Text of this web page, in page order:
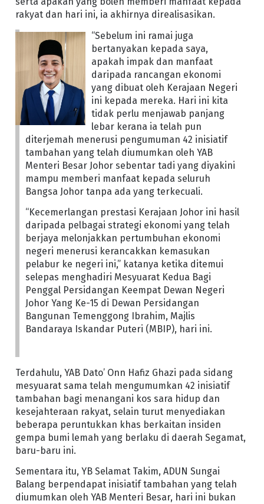
rakyat dan hari ini, ia akhirnya direalisasikan.
“Sebelum ini ramai juga
bertanyakan kepada saya,
apakah impak dan manfaat
daripada rancangan ekonomi
yang dibuat oleh Kerajaan Negeri
ini kepada mereka. Hari ini kita
tidak perlu menjawab panjang
lebar kerana ia telah pun
diterjemah menerusi pengumuman 42 inisiatif
tambahan yang telah diumumkan oleh YAB
Menteri Besar Johor sebentar tadi yang diyakini
mampu memberi manfaat kepada seluruh
Bangsa Johor tanpa ada yang terkecuali.
“Kecemerlangan prestasi Kerajaan Johor ini hasil
daripada pelbagai strategi ekonomi yang telah
berjaya melonjakkan pertumbuhan ekonomi
negeri menerusi kerancakkan kemasukan
pelabur ke negeri ini,” katanya ketika ditemui
selepas menghadiri Mesyuarat Kedua Bagi
Penggal Persidangan Keempat Dewan Negeri
Johor Yang Ke-15 di Dewan Persidangan
Bangunan Temenggong Ibrahim, Majlis
Bandaraya Iskandar Puteri (MBIP), hari ini.
Terdahulu, YAB Dato’ Onn Hafiz Ghazi pada sidang
mesyuarat sama telah mengumumkan 42 inisiatif
tambahan bagi menangani kos sara hidup dan
kesejahteraan rakyat, selain turut menyediakan
beberapa peruntukkan khas berkaitan insiden
gempa bumi lemah yang berlaku di daerah Segamat,
baru-baru ini.
Sementara itu, YB Selamat Takim, ADUN Sungai
Balang berpendapat inisiatif tambahan yang telah
diumumkan oleh YAB Menteri Besar, hari ini bukan